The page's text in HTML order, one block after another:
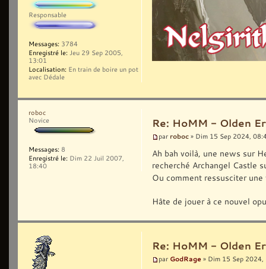
Responsable
Messages: 3784
Enregistré le: Jeu 29 Sep 2005,
13:01
Localisation: En train de boire un pot
avec Dédale
Re: HoMM - Olden
par roboc » Dim 15 Sep 2024,
Ah bah voilà, une news sur
recherché Archangel Castle
Ou comment ressusciter
Hâte de jouer à ce nouvel
roboc
Novice
Messages: 8
Enregistré le: Dim 22 Juil 2007,
18:40
Re: HoMM - Olden
par GodRage » Dim 15 Sep